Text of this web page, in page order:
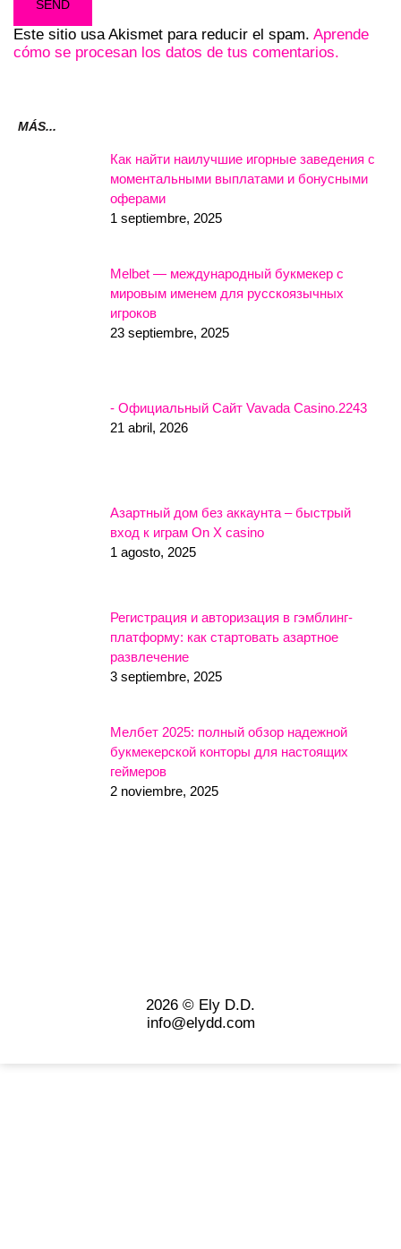
Este sitio usa Akismet para reducir el spam. Aprende
cómo se procesan los datos de tus comentarios.
MÁS...
Как найти наилучшие игорные заведения с
моментальными выплатами и бонусными
оферами
1 septiembre, 2025
Melbet — международный букмекер с
мировым именем для русскоязычных
игроков
23 septiembre, 2025
- Официальный Сайт Vavada Casino.2243
21 abril, 2026
Азартный дом без аккаунта – быстрый
вход к играм On X casino
1 agosto, 2025
Регистрация и авторизация в гэмблинг-
платформу: как стартовать азартное
развлечение
3 septiembre, 2025
Мелбет 2025: полный обзор надежной
букмекерской конторы для настоящих
геймеров
2 noviembre, 2025
2026 © Ely D.D.
info@elydd.com